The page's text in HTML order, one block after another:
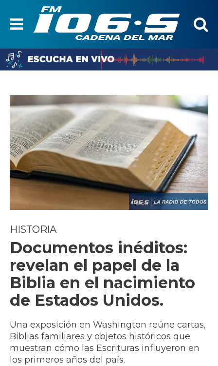
HISTORIA
Documentos inéditos:
revelan el papel de la
Biblia en el nacimiento
de Estados Unidos.
Una exposición en Washington reúne cartas,
Biblias familiares y objetos históricos que
muestran cómo las Escrituras influyeron en
los primeros años del país.